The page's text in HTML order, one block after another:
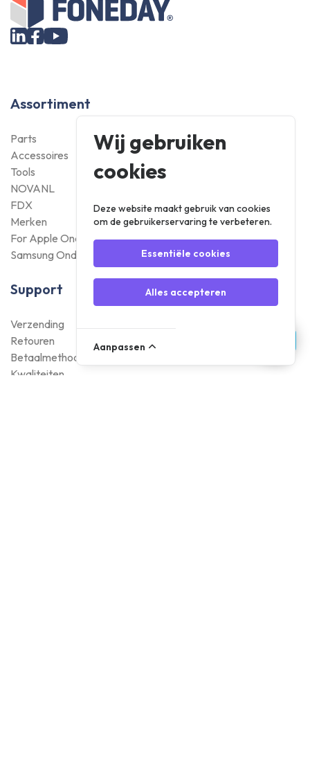
Assortiment
Parts
Accessoires
Tools
NOVANL
FDX
Merken
For Apple Onderdelen
Samsung Onderdelen
Support
Verzending
Retouren
Betaalmethoden
Kwaliteiten
Wij gebruiken
cookies
Deze website maakt gebruik van cookies
om de gebruikerservaring te verbeteren.
Essentiële cookies
Alles accepteren
Aanpassen